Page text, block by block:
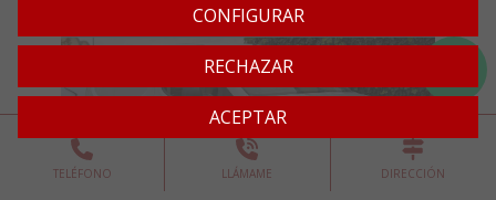
Oferta válida hasta fin de mes
TELÉFONO LLÁMAME DIRECCIÓN
CONFIGURAR
RECHAZAR
ACEPTAR